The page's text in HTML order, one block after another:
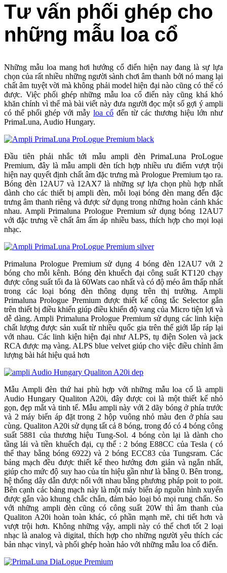
Tư vấn phối ghép cho
những mẫu loa cổ
Những mẫu loa mang hơi hướng cổ điển hiện nay đang là sự lựa
chọn của rất nhiều những người sành chơi âm thanh bởi nó mang lại
chất âm tuyệt vời mà không phải model hiện đại nào cũng có thể có
được. Việc phối ghép những mẫu loa cổ điển này cũng khá khó
khăn chính vì thế mà bài viết này đưa người đọc một số gợi ý ampli
có thể phối ghép với mẫy loa cổ đến từ các thương hiệu lớn như
PrimaLuna, Audio Hungary.
Đầu tiên phải nhắc tới mẫu ampli đèn PrimaLuna ProLogue
Premium, đây là mẫu ampli đèn tích hợp nhiều ưu điểm vượt trội
hiện nay quyết định chất âm đặc trưng mà Prologue Premium tạo ra.
Bóng đèn 12AU7 và 12AX7 là những sự lựa chọn phù hợp nhất
dành cho các thiết bị ampli đèn, mỗi loại bóng đèn mang đến đặc
trưng âm thanh riêng và được sử dụng trong những hoàn cảnh khác
nhau. Ampli Primaluna Prologue Premium sử dụng bóng 12AU7
với đặc trưng về chất âm ấm áp nhiều bass, thích hợp cho mọi loại
nhạc.
Primaluna Prologue Premium sử dụng 4 bóng đèn 12AU7 với 2
bóng cho mỗi kênh. Bóng đèn khuếch đại công suất KT120 chạy
được công suất tối đa là 60Wats cao nhất và có độ méo âm thấp nhất
trong các loại bóng đèn thông dụng trên thị trường. Ampli
Primaluna Prologue Premium được thiết kế công tắc Selector gắn
trên thiết bị điều khiển giúp điều khiển độ vang của Micro tiện lợi và
dễ dàng. Ampli Primaluna Prologue Premium sử dụng các linh kiện
chất lượng được sản xuất từ nhiều quốc gia trên thế giới lắp ráp lại
với nhau. Các linh kiện hiện đại như ALPS, tụ điện Solen và jack
RCA được mạ vàng. ALPS blue velvet giúp cho việc điều chỉnh âm
lượng bài hát hiệu quả hơn
Mẫu Ampli đèn thứ hai phù hợp với những mẫu loa cổ là ampli
Audio Hungary Qualiton A20i, đây được coi là một thiết kế nhỏ
gọn, đẹp mắt và tinh tế. Mẫu ampli này với 2 dãy bóng ở phía trước
và 2 máy biến áp đặt trong 2 hộp vuông nhỏ màu đen ở phía sau
cùng. Qualiton A20i sử dụng tất cả 8 bóng, trong đó có 4 bóng công
suất 5881 của thương hiệu Tung-Sol. 4 bóng còn lại là dành cho
tầng lái và tiền khuếch đại, cụ thể : 2 bóng E88CC của Tesla ( có
thể thay bằng bóng 6922) và 2 bóng ECC83 của Tungsram. Các
bảng mạch đều được thiết kế theo hướng đơn giản và ngắn nhất,
giúp cho mức độ suy hao của tín hiệu gần như là bằng 0. Bên trong,
hệ thống dây dẫn được nối với nhau bằng phương pháp poit to poit.
Bên cạnh các bảng mạch này là một máy biến áp nguồn hình xuyến
được gắn vào khung chắc chắn, đảm bảo loại bỏ mọi rung chấn. So
với những ampli đèn cũng có công suất 20W thì âm thanh của
Qualiton A20i hoàn toàn khác, có phần mạnh mẽ, chi tiết hơn và
vượt trội hơn. Không những vậy, ampli này có thể chơi tốt 2 loại
nhạc là analog và digital, thích hợp cho những người yêu thích các
bản nhạc vinyl, và phối ghép hoàn hảo với những mẫu loa cổ điển.